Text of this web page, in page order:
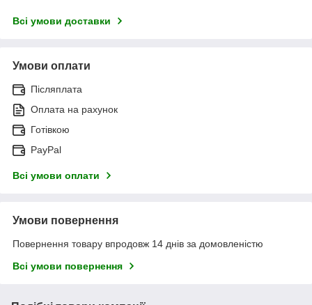
Всі умови доставки
Умови оплати
Післяплата
Оплата на рахунок
Готівкою
PayPal
Всі умови оплати
Умови повернення
Повернення товару впродовж 14 днів за домовленістю
Всі умови повернення